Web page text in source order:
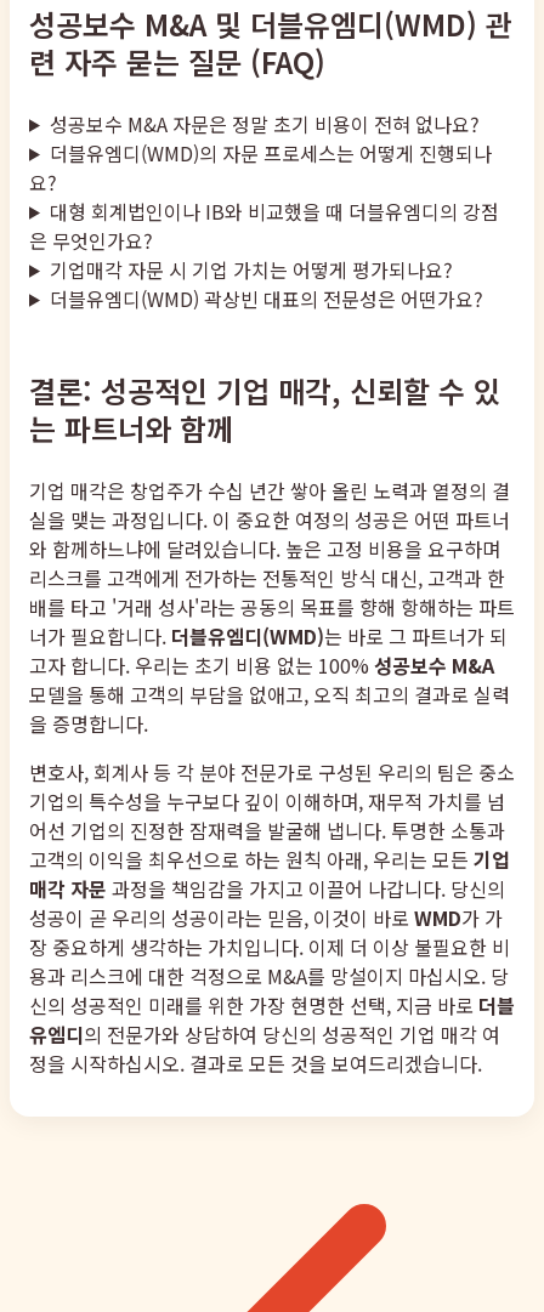
성공보수 M&A 및 더블유엠디(WMD) 관
련 자주 묻는 질문 (FAQ)
성공보수 M&A 자문은 정말 초기 비용이 전혀 없나요?
더블유엠디(WMD)의 자문 프로세스는 어떻게 진행되나
요?
대형 회계법인이나 IB와 비교했을 때 더블유엠디의 강점
은 무엇인가요?
기업매각 자문 시 기업 가치는 어떻게 평가되나요?
더블유엠디(WMD) 곽상빈 대표의 전문성은 어떤가요?
결론: 성공적인 기업 매각, 신뢰할 수 있
는 파트너와 함께
기업 매각은 창업주가 수십 년간 쌓아 올린 노력과 열정의 결
실을 맺는 과정입니다. 이 중요한 여정의 성공은 어떤 파트너
와 함께하느냐에 달려있습니다. 높은 고정 비용을 요구하며
리스크를 고객에게 전가하는 전통적인 방식 대신, 고객과 한
배를 타고 '거래 성사'라는 공동의 목표를 향해 항해하는 파트
너가 필요합니다. 더블유엠디(WMD)는 바로 그 파트너가 되
고자 합니다. 우리는 초기 비용 없는 100% 성공보수 M&A
모델을 통해 고객의 부담을 없애고, 오직 최고의 결과로 실력
을 증명합니다.
변호사, 회계사 등 각 분야 전문가로 구성된 우리의 팀은 중소
기업의 특수성을 누구보다 깊이 이해하며, 재무적 가치를 넘
어선 기업의 진정한 잠재력을 발굴해 냅니다. 투명한 소통과
고객의 이익을 최우선으로 하는 원칙 아래, 우리는 모든 기업
매각 자문 과정을 책임감을 가지고 이끌어 나갑니다. 당신의
성공이 곧 우리의 성공이라는 믿음, 이것이 바로 WMD가 가
장 중요하게 생각하는 가치입니다. 이제 더 이상 불필요한 비
용과 리스크에 대한 걱정으로 M&A를 망설이지 마십시오. 당
신의 성공적인 미래를 위한 가장 현명한 선택, 지금 바로 더블
유엠디의 전문가와 상담하여 당신의 성공적인 기업 매각 여
정을 시작하십시오. 결과로 모든 것을 보여드리겠습니다.